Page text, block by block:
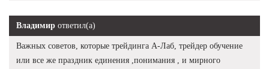
Владимир ответил(а)
Важных советов, которые трейдинга А-Лаб, трейдер обучение
или все же праздник единения ,понимания , и мирного